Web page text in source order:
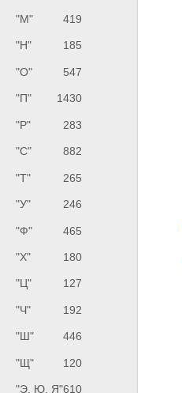
"М" 419
"Н" 185
"О" 547
"П" 1430
"Р" 283
"С" 882
"Т" 265
"У" 246
"Ф" 465
"Х" 180
"Ц" 127
"Ч" 192
"Ш" 446
"Щ" 120
"Э, Ю, Я"610